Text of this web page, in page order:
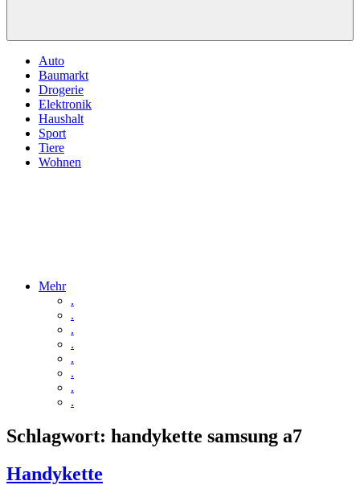
Auto
Baumarkt
Drogerie
Elektronik
Haushalt
Sport
Tiere
Wohnen
Mehr
.
.
.
.
.
.
.
.
Schlagwort: handykette samsung a7
Handykette